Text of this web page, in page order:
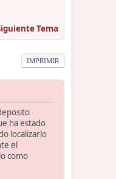
Tema
IMPRIMIR
ha estado
localizarlo
el
como